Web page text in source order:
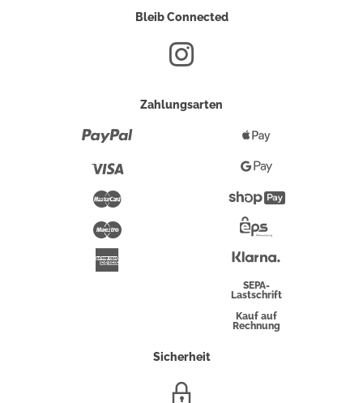
Bleib Connected
Zahlungsarten
Maestro
Pay
Google
Pay
Überweisung
SEPA-
Lastschrift
Kauf auf
Rechnung
Sicherheit